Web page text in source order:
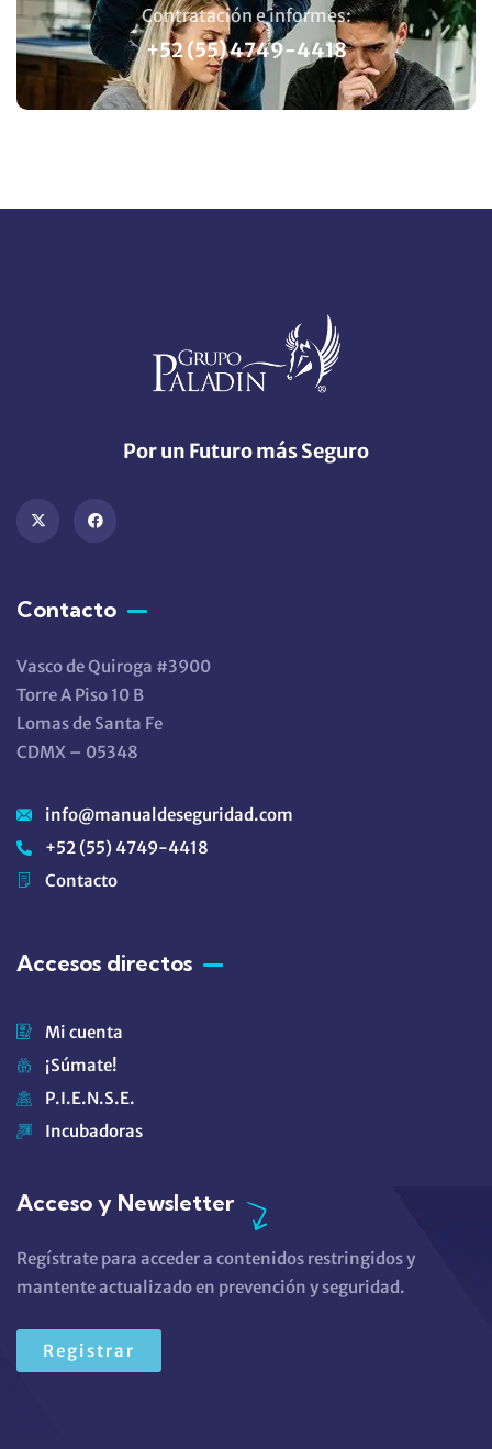
Contratación e informes:
+52 (55) 4749-4418
Por un Futuro más Seguro
Contacto
Vasco de Quiroga #3900
Torre A Piso 10 B
Lomas de Santa Fe
CDMX – 05348
info@manualdeseguridad.com
+52 (55) 4749-4418
Contacto
Accesos directos
Mi cuenta
¡Súmate!
P.I.E.N.S.E.
Incubadoras
Acceso y Newsletter
Regístrate para acceder a contenidos restringidos y
mantente actualizado en prevención y seguridad.
Registrar